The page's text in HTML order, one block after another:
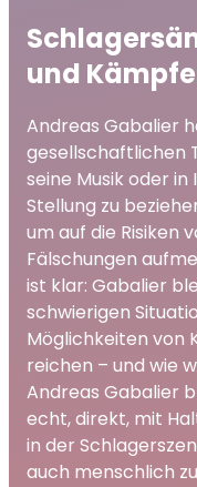
und
Andreas Gabalier
gesellschaftlichen
seine Musik oder
Stellung zu
um auf die Risiken
Fälschungen
ist klar: Gabalier
schwierigen
Möglichkeiten von
reichen – und wie
Andreas Gabalier
echt, direkt, mit
in der
auch menschlich